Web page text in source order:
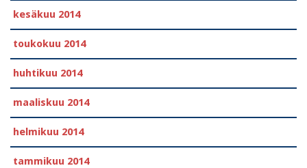
kesäkuu 2014
toukokuu 2014
huhtikuu 2014
maaliskuu 2014
helmikuu 2014
tammikuu 2014